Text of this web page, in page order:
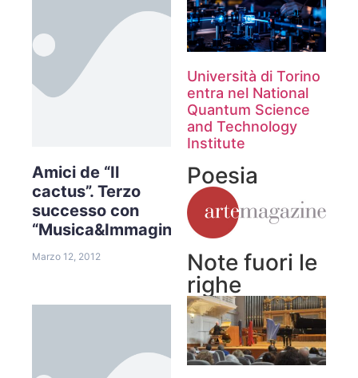
Amici de “Il
cactus”. Terzo
successo con
“Musica&Immagini”
Marzo 12, 2012
Università di Torino
entra nel National
Quantum Science
and Technology
Institute
Poesia
Note fuori le
righe